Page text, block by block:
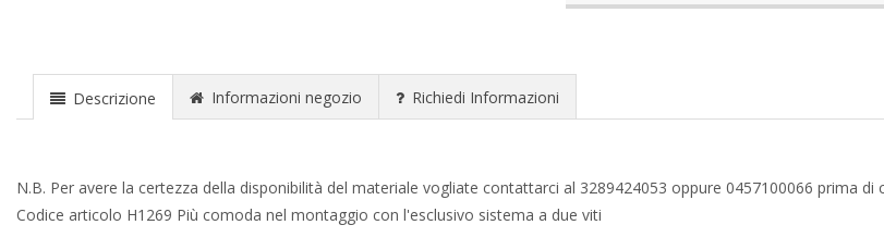
Descrizione Informazioni negozio Richiedi Informazioni
N.B. Per avere la certezza della disponibilità del materiale vogliate contattarci al 3289424053 oppure 0457100066 prima di
Codice articolo H1269 Più comoda nel montaggio con l'esclusivo sistema a due viti